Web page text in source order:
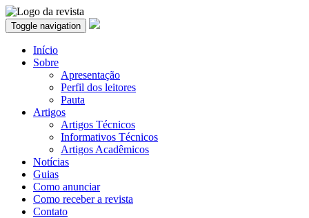
Toggle navigation
Início
Sobre
Apresentação
Perfil dos leitores
Pauta
Artigos
Artigos Técnicos
Informativos Técnicos
Artigos Acadêmicos
Notícias
Guias
Como anunciar
Como receber a revista
Contato